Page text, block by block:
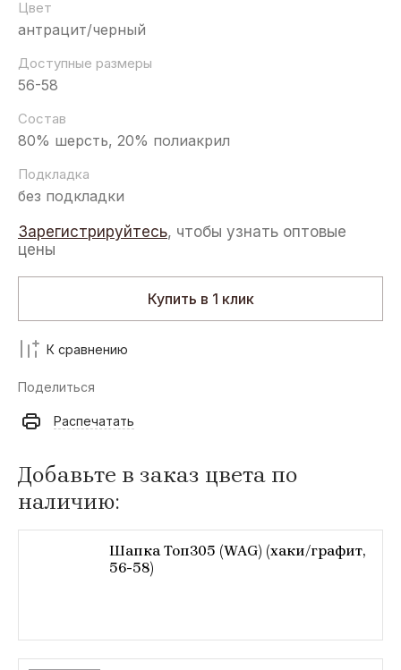
Цвет
антрацит/черный
Доступные размеры
56-58
Состав
80% шерсть, 20% полиакрил
Подкладка
без подкладки
Зарегистрируйтесь, чтобы узнать оптовые
цены
Купить в 1 клик
К сравнению
Поделиться
Распечатать
Добавьте в заказ цвета по
наличию:
Шапка Топ305 (WAG) (хаки/графит,
56-58)